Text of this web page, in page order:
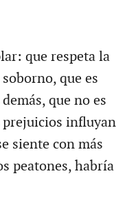
que respeta la
que es
que no es
prejuicios influyan
siente con más
peatones, habría